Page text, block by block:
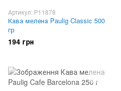
Артикул: P11878
Кава мелена Paulig Classic 500
гр
194 грн